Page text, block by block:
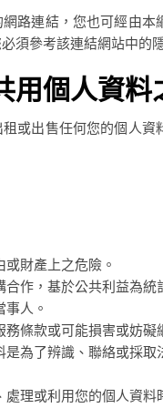
路連結，您也可經由
須參考該連結網站中的
用個人資料
或出售任何您的個人
財產上之危險。
作，基於公共利益為
人。
務條款或可能損害或妨
為了辨識、聯絡或採取
理或利用您的個人資